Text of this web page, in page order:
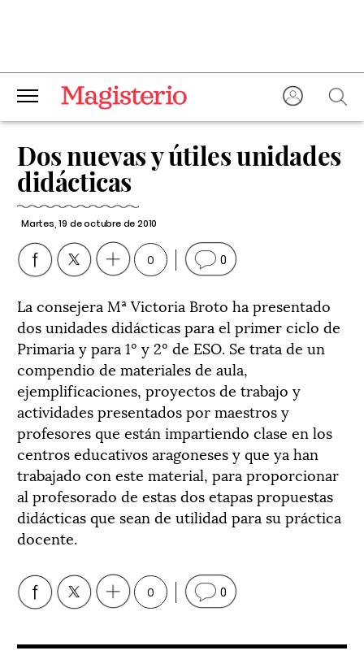
Dos nuevas y útiles unidades
didácticas
Martes, 19 de octubre de 2010
0 0
La consejera Mª Victoria Broto ha presentado
dos unidades didácticas para el primer ciclo de
Primaria y para 1º y 2º de ESO. Se trata de un
compendio de materiales de aula,
ejemplificaciones, proyectos de trabajo y
actividades presentados por maestros y
profesores que están impartiendo clase en los
centros educativos aragoneses y que ya han
trabajado con este material, para proporcionar
al profesorado de estas dos etapas propuestas
didácticas que sean de utilidad para su práctica
docente.
0 0